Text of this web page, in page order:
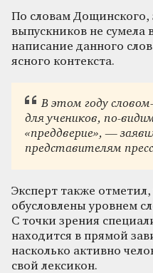
По словам Дощинского,
выпускников не сумела
написание данного
ясного контекста.
В этом году
для учеников, по-
«преддверие», —
представителям
Эксперт также
обусловлены уровнем
С точки зрения
находится в прямой
насколько активно
свой лексикон.